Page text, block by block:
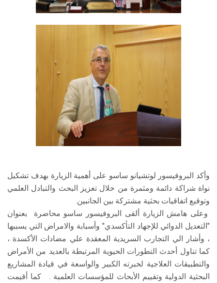
وأكد البروفيسور لوتشيانو ساسو على أهمية الزيارة بهدف تشكيل
نواة شراكة دائمة ومثمرة من خلال تعزيز البحث والتبادل العلمي
وتوقيع اتفاقيات بحثية مشتركة بين الجانبين.
وعلى هامش الزيارة ألقى البروفيسور ساسو محاضرة بعنوان
"التعديل الدوائي للإجهاد التأكسدي" وأسبابة والامراض التي يسببها
، وأشار الي التجارب السريدية المعقدة علي مضادات الأكسدة ،
كما تناول أحدث التطورات الحيوية المرتبطة بالعديد من الأمراض
والتطبيقات العلاجية لخبرته الكبير والواسعة في قيادة المشاريع
البحثية الدولية وتقييم الأبحاث للمؤسسات العلمية . كما أقيمت